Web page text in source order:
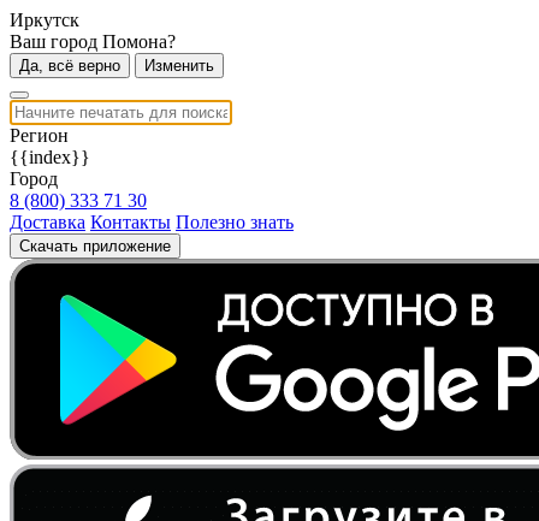
Иркутск
Ваш город Помона?
Да, всё верно Изменить
Регион
{{index}}
Город
8 (800) 333 71 30
Доставка Контакты Полезно знать
Скачать приложение